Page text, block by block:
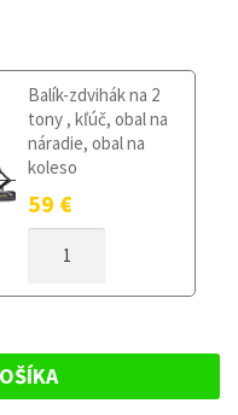
Balík-zdvihák na 2
tony , kľúč, obal na
náradie, obal na
koleso
59 €
DOJAZDOVÉ
2010-
2015